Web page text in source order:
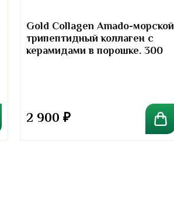
Gold Collagen Amado-морской
трипептидный коллаген с
керамидами в порошке. 300
2 900 ₽